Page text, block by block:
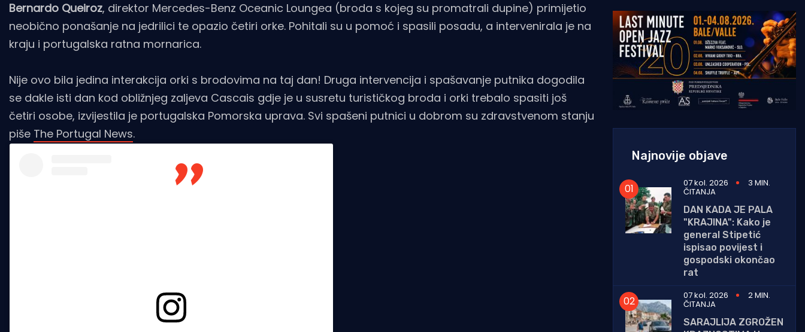
Bernardo Queiroz, direktor Mercedes-Benz Oceanic Loungea (broda s kojeg su promatrali dupine) primijetio
neobično ponašanje na jedrilici te opazio četiri orke. Pohitali su u pomoć i spasili posadu, a intervenirala je na
kraju i portugalska ratna mornarica.
Nije ovo bila jedina interakcija orki s brodovima na taj dan! Druga intervencija i spašavanje putnika dogodila
se dakle isti dan kod obližnjeg zaljeva Cascais gdje je u susretu turističkog broda i orki trebalo spasiti još
četiri osobe, izvijestila je portugalska Pomorska uprava. Svi spašeni putnici u dobrom su zdravstvenom stanju
piše The Portugal News.
Najnovije objave
07 kol. 2026 3 MIN.
ČITANJA
DAN KADA JE PALA
"KRAJINA": Kako je
general Stipetić
ispisao povijest i
gospodski okončao
rat
07 kol. 2026
2 MIN.
ČITANJA
SARAJLIJA ZGROŽEN